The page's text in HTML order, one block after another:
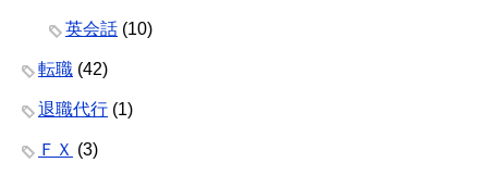
英会話 (10)
転職 (42)
退職代行 (1)
ＦＸ (3)